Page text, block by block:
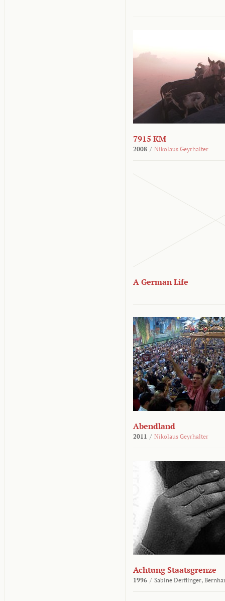
7915 KM
2008 / Nikolaus Geyrhalter
A German Life
Abendland
2011 / Nikolaus Geyrhalter
Achtung Staatsgrenze
1996 / Sabine Derflinger,